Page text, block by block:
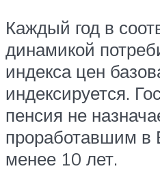
Каждый год в
динамикой
индекса цен
индексируется.
пенсия не
проработавшим в
менее 10 лет.